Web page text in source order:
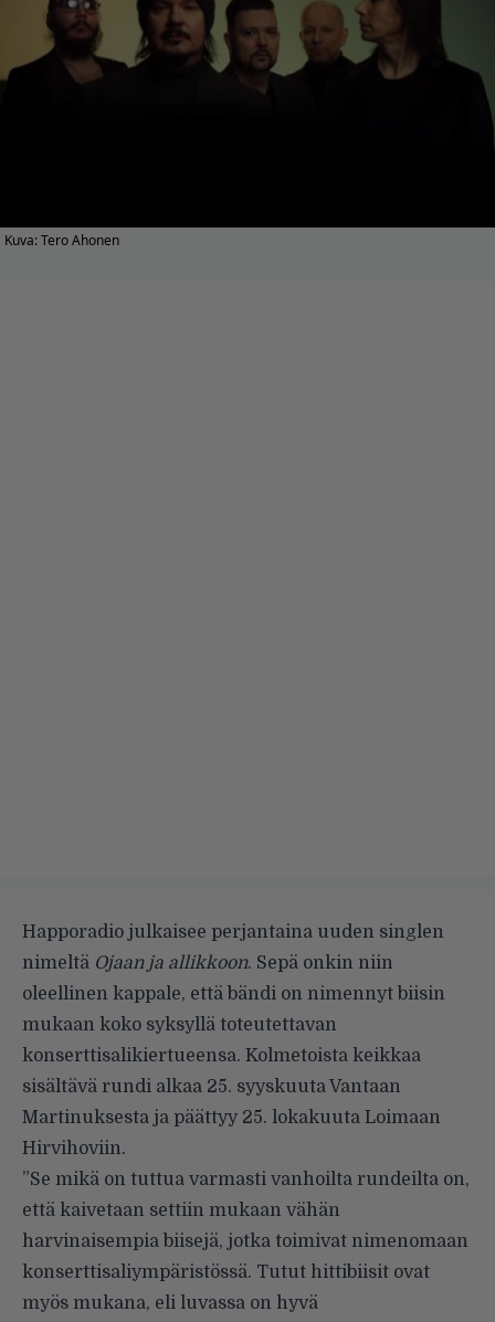
Kuva: Tero Ahonen
Happoradio julkaisee perjantaina uuden singlen
nimeltä Ojaan ja allikkoon. Sepä onkin niin
oleellinen kappale, että bändi on nimennyt biisin
mukaan koko syksyllä toteutettavan
konserttisalikiertueensa. Kolmetoista keikkaa
sisältävä rundi alkaa 25. syyskuuta Vantaan
Martinuksesta ja päättyy 25. lokakuuta Loimaan
Hirvihoviin.
”Se mikä on tuttua varmasti vanhoilta rundeilta on,
että kaivetaan settiin mukaan vähän
harvinaisempia biisejä, jotka toimivat nimenomaan
konserttisaliympäristössä. Tutut hittibiisit ovat
myös mukana, eli luvassa on hyvä